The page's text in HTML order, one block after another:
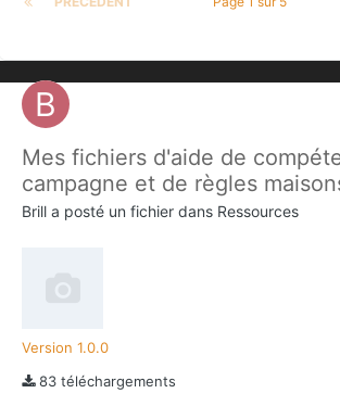
Mes fichiers d'aide de
campagne et de règles
Brill a posté un fichier dans Ressources
Version 1.0.0
83 téléchargements